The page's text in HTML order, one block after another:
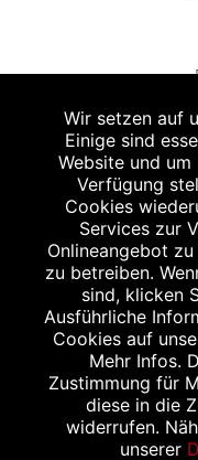
Abgabe in haushaltsüblichen
und Satzfehler keine Haftung.
Zu Risiken und
Sie Ihren Arzt oder Apotheker.
Angabe nach der
(AEP). Der AEP ist keine
AEP ist ein von den
Arzneimittel. Er entspricht in
Abgabepreis, zu dem eine
unter 12 Jahren) das
abrechnet. Der AEP ist der
Kostenübernahme durch die
Zwangsrabattes (zur Zeit 5%)
Wir setzen auf
Einige sind
Website und um
Verfügung
Cookies
Services zur
Onlineangebot
zu betreiben.
sind, klicken
Ausführliche
Cookies auf
Mehr Infos.
Zustimmung für
diese in die
widerrufen.
unserer